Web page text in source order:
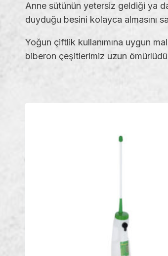
Anne sütünün yetersiz geldiği ya
duyduğu besini kolayca almasını
Yoğun çiftlik kullanımına uygun
biberon çeşitlerimiz uzun